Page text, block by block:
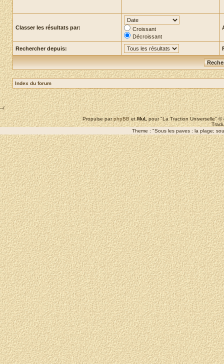
Classer les résultats par:
Croissant
Décroissant
Rechercher depuis:
Index du forum
--/
Propulse parphpBBetMuLpour "La Traction Universelle"
Theme : "Sous les paves : la plage;